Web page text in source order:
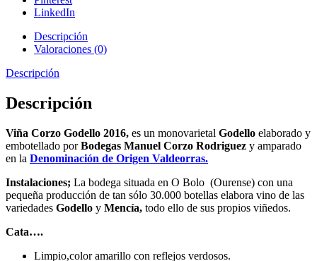
LinkedIn
Descripción
Valoraciones (0)
Descripción
Descripción
Viña Corzo Godello 2016, es un monovarietal Godello elaborado y
embotellado porBodegas Manuel Corzo Rodriguez y amparado
en la Denominación de Origen Valdeorras.
Instalaciones; La bodega situada en O Bolo (Ourense) con una
pequeña producción de tan sólo 30.000 botellas elabora vino de las
variedades Godello y Mencía, todo ello de sus propios viñedos.
Cata….
Limpio,color amarillo con reflejos verdosos.